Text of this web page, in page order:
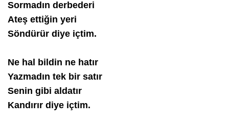
Sormadın derbederi
Ateş ettiğin yeri
Söndürür diye içtim.
Ne hal bildin ne hatır
Yazmadın tek bir satır
Senin gibi aldatır
Kandırır diye içtim.